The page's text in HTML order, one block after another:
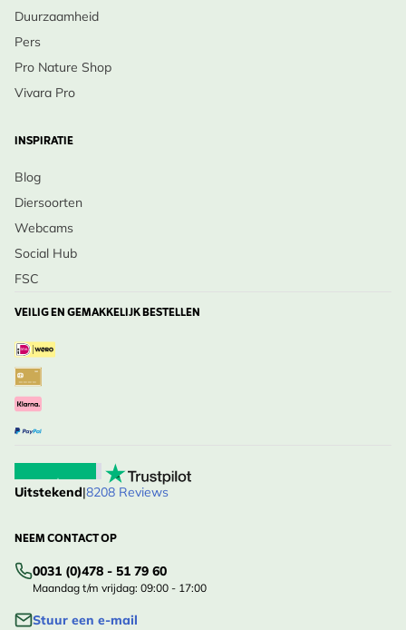
Duurzaamheid
Pers
Pro Nature Shop
Vivara Pro
INSPIRATIE
Blog
Diersoorten
Webcams
Social Hub
FSC
VEILIG EN GEMAKKELIJK BESTELLEN
Uitstekend|8208 Reviews
NEEM CONTACT OP
0031 (0)478 - 51 79 60
Maandag t/m vrijdag: 09:00 - 17:00
Stuur een e-mail